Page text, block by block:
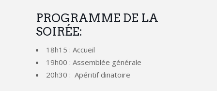
PROGRAMME DE LA
SOIRÉE:
18h15 : Accueil
19h00 : Assemblée générale
20h30 : Apéritif dinatoire